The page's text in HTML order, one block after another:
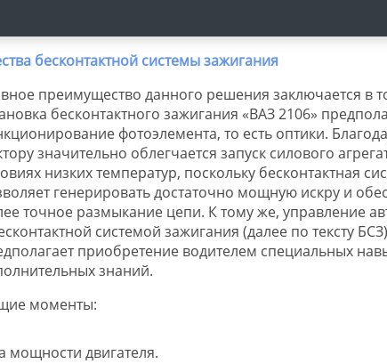
преимущество данного решения заключается в
бесконтактного зажигания «ВАЗ 2106»
фотоэлемента, то есть оптики.
значительно облегчается запуск силового
низких температур, поскольку бесконтактная
генерировать достаточно мощную искру и
точное размыкание цепи. К тому же, управление
системой зажигания (далее по тексту
приобретение водителем специальных
знаний.
моменты:
мощности двигателя.